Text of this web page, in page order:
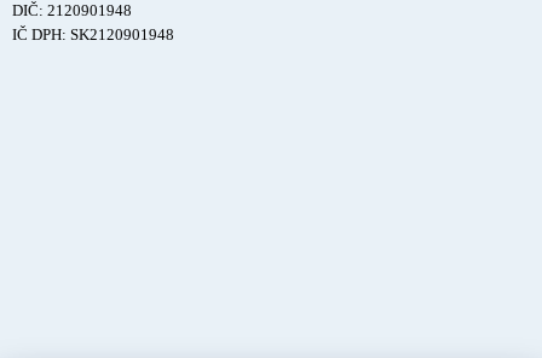
DIČ: 2120901948
IČ DPH: SK2120901948